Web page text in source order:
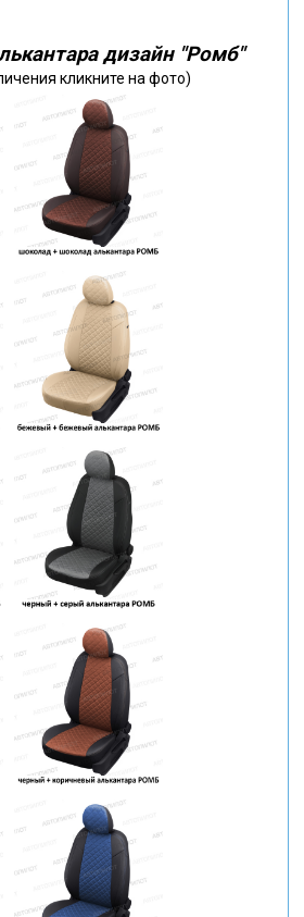
дизайн "Ромб"
кликните на фото)